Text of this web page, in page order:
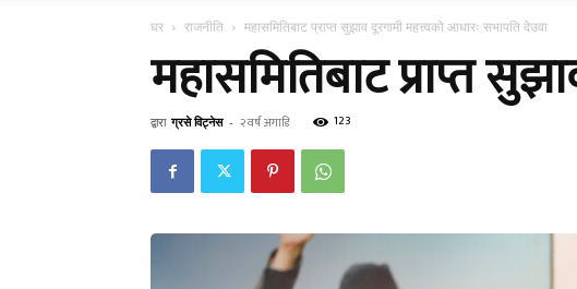
घर राजनीति महासमितिबाट प्राप्त सुझाव दूरगामी महत्त्वको आधारः सभापति देउवा
महासमितिबाट प्राप्त
द्वारा ग्रसे विट्नेस - २ वर्ष अगाडि 123